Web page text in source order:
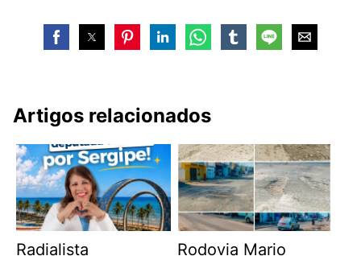
Artigos relacionados
Radialista
Rodovia Mario